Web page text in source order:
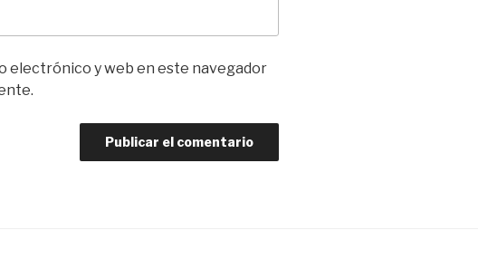
electrónico y web en este navegador